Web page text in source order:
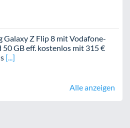
Galaxy Z Flip 8 mit Vodafone-
50 GB eff. kostenlos mit 315 €
Alle anzeigen